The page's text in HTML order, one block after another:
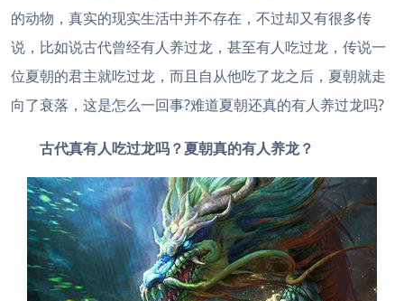
的动物，真实的现实生活中并不存在，不过却又有很多传
说，比如说古代曾经有人养过龙，甚至有人吃过龙，传说一
位夏朝的君主就吃过龙，而且自从他吃了龙之后，夏朝就走
向了衰落，这是怎么一回事?难道夏朝还真的有人养过龙吗?
古代真有人吃过龙吗？夏朝真的有人养龙？